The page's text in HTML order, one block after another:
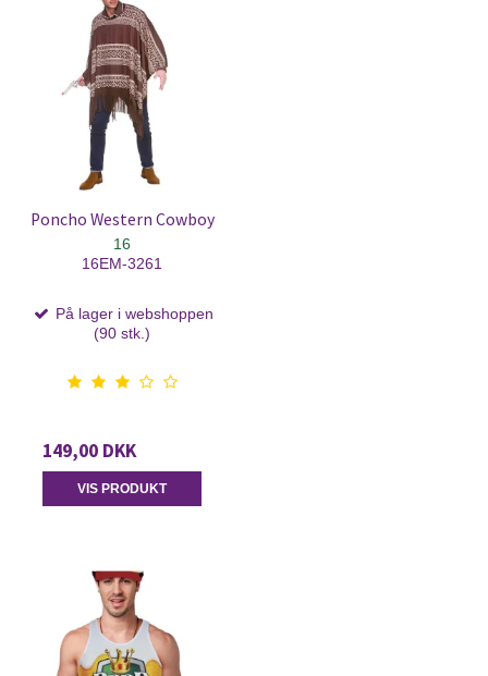
Poncho Western Cowboy
16
16EM-3261
På lager i webshoppen
(90 stk.)
149,00 DKK
VIS PRODUKT